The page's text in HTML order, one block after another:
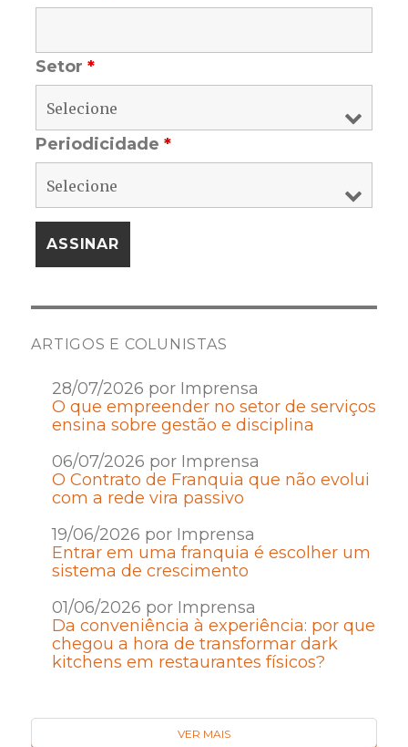
Setor*
Periodicidade*
ARTIGOS E COLUNISTAS
28/07/2026 por Imprensa
O que empreender no setor de serviços
ensina sobre gestão e disciplina
06/07/2026 por Imprensa
O Contrato de Franquia que não evolui
com a rede vira passivo
19/06/2026 por Imprensa
Entrar em uma franquia é escolher um
sistema de crescimento
01/06/2026 por Imprensa
Da conveniência à experiência: por que
chegou a hora de transformar dark
kitchens em restaurantes físicos?
VER MAIS